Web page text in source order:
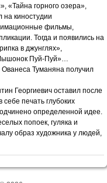
«Тайна горного озера»,
киностудии
фильмы,
Тогда и появились на
в джунглях»,
Пуй-Пуй»…
Туманяна получил
Георгиевич оставил после
себе печать глубоких
определенной идее.
попоек, гуляка и
образ художника у людей,